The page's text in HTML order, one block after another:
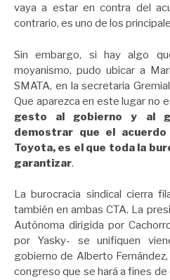
vaya a estar en contra del
contrario, es uno de los
Sin embargo, si hay algo
moyanismo, pudo ubicar a
SMATA, en la secretaria
Que aparezca en este lugar no
gesto al gobierno y al
demostrar que el
Toyota, es el que toda la
garantizar.
La burocracia sindical cierra
también en ambas CTA. La
Autónoma dirigida por
por Yasky- se unifiquen
gobierno de Alberto
congreso que se hará a fines de